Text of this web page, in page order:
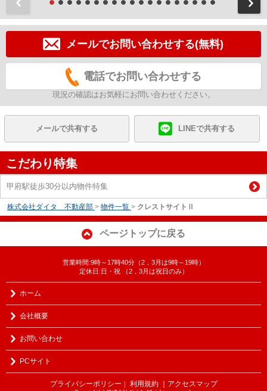
メールでお問い合わせする(無料)
電話でお問い合わせする
現況の確認はお気軽にお問い合わせください。
メールで共有する LINEで共有する
こだわり特集
甲府駅徒歩30分以内物件特集
株式会社ダイタ 不動産部 > 物件一覧 > クレストサイトⅡ
ページトップに戻る
営業時間:9時～17時40分（2，3月は9時～19時）
定休日:日・祝 （2，3月は祝日のみ）
ホーム
会社概要
お問い合わせ
PCサイト
プライバシーポリシー 利用規約 ｜アクセスマップ